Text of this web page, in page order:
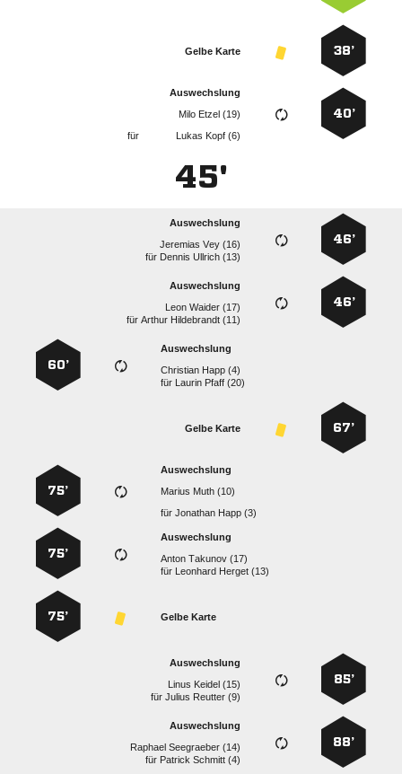
38’
Gelbe Karte
40’
Auswechslung
  
für
  
45'
46’
Auswechslung
  
für   
46’
Auswechslung
  
für  
Auswechslung
  
für   
60’
67’
Gelbe Karte
Auswechslung
  
für  
75’
Auswechslung
  
für   
75’
Gelbe Karte
75’
85’
Auswechslung
  
für  
88’
Auswechslung
  
für   